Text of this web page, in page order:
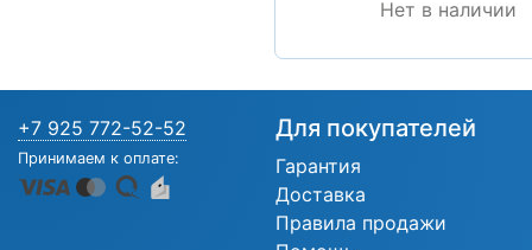
Нет в наличии
+7 925 772-52-52
Принимаем к оплате:
Для покупателей
Гарантия
Доставка
Правила продажи